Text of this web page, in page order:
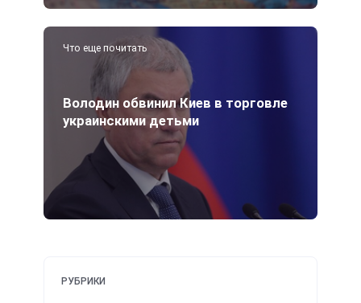
Что еще почитать
Володин обвинил Киев в торговле
украинскими детьми
РУБРИКИ